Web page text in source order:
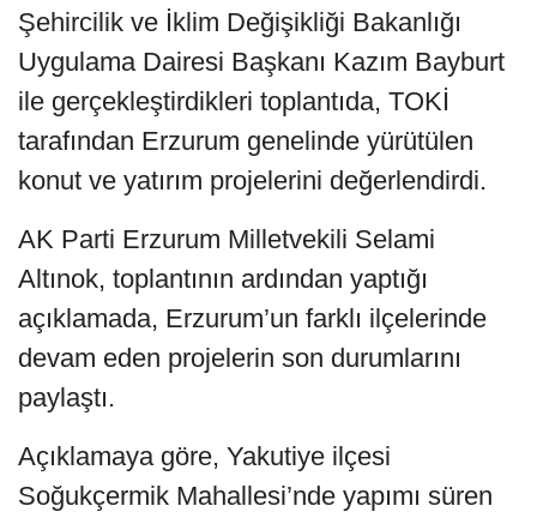
Şehircilik ve İklim Değişikliği Bakanlığı
Uygulama Dairesi Başkanı Kazım Bayburt
ile gerçekleştirdikleri toplantıda, TOKİ
tarafından Erzurum genelinde yürütülen
konut ve yatırım projelerini değerlendirdi.
AK Parti Erzurum Milletvekili Selami
Altınok, toplantının ardından yaptığı
açıklamada, Erzurum’un farklı ilçelerinde
devam eden projelerin son durumlarını
paylaştı.
Açıklamaya göre, Yakutiye ilçesi
Soğukçermik Mahallesi’nde yapımı süren